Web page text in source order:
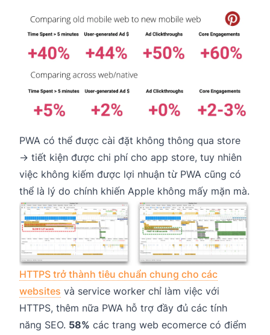
PWA có thể được cài đặt không thông qua store
→ tiết kiện được chi phí cho app store, tuy nhiên
việc không kiếm được lợi nhuận từ PWA cũng có
thể là lý do chính khiến Apple không mấy mặn mà.
HTTPS trở thành tiêu chuẩn chung cho các
websites và service worker chỉ làm việc với
HTTPS, thêm nữa PWA hỗ trợ đầy đủ các tính
năng SEO. 58% các trang web ecomerce có điểm